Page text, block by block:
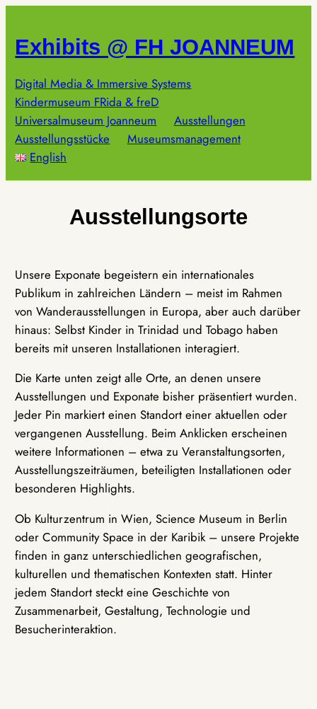
springen
Exhibits @ FH JOANNEUM
Digital Media & Immersive Systems
Kindermuseum FRida & freD
Universalmuseum Joanneum
Ausstellungen
Ausstellungsstücke
Museumsmanagement
English
Ausstellungsorte
Unsere Exponate begeistern ein internationales
Publikum in zahlreichen Ländern – meist im Rahmen
von Wanderausstellungen in Europa, aber auch darüber
hinaus: Selbst Kinder in Trinidad und Tobago haben
bereits mit unseren Installationen interagiert.
Die Karte unten zeigt alle Orte, an denen unsere
Ausstellungen und Exponate bisher präsentiert wurden.
Jeder Pin markiert einen Standort einer aktuellen oder
vergangenen Ausstellung. Beim Anklicken erscheinen
weitere Informationen – etwa zu Veranstaltungsorten,
Ausstellungszeiträumen, beteiligten Installationen oder
besonderen Highlights.
Ob Kulturzentrum in Wien, Science Museum in Berlin
oder Community Space in der Karibik – unsere Projekte
finden in ganz unterschiedlichen geografischen,
kulturellen und thematischen Kontexten statt. Hinter
jedem Standort steckt eine Geschichte von
Zusammenarbeit, Gestaltung, Technologie und
Besucherinteraktion.